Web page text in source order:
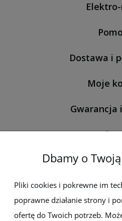
Dostawa i
Moje
Gwarancja
O
Zapisz się do newslettera, aby
Dbamy o
Pliki cookies i pokrewne im
poprawne działanie strony i
ofertę do Twoich potrzeb.